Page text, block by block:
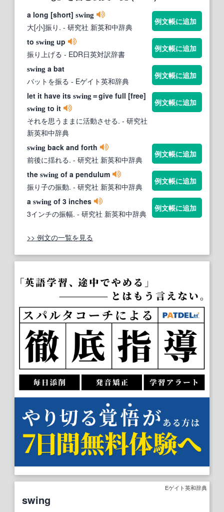
a long [short] swing
大[小]振り. - 研究社 新英和中辞典
例文帳に追加
to swing up
振り上げる - EDR日英対訳辞書
例文帳に追加
swing a bat
バットを振る - Eゲイト英和辞典
例文帳に追加
let it have its swing ＝give full [free]
swing to it
それを思うままに活動させる. - 研究社
新英和中辞典
例文帳に追加
swing back and forth
前後に揺れる. - 研究社 新英和中辞典
例文帳に追加
the swing of a pendulum
振り子の振動. - 研究社 新英和中辞典
例文帳に追加
a swing of 3 inches
3インチの振幅. - 研究社 新英和中辞典
例文帳に追加
>> 例文の一覧を見る
Eゲイト英和辞典
swing